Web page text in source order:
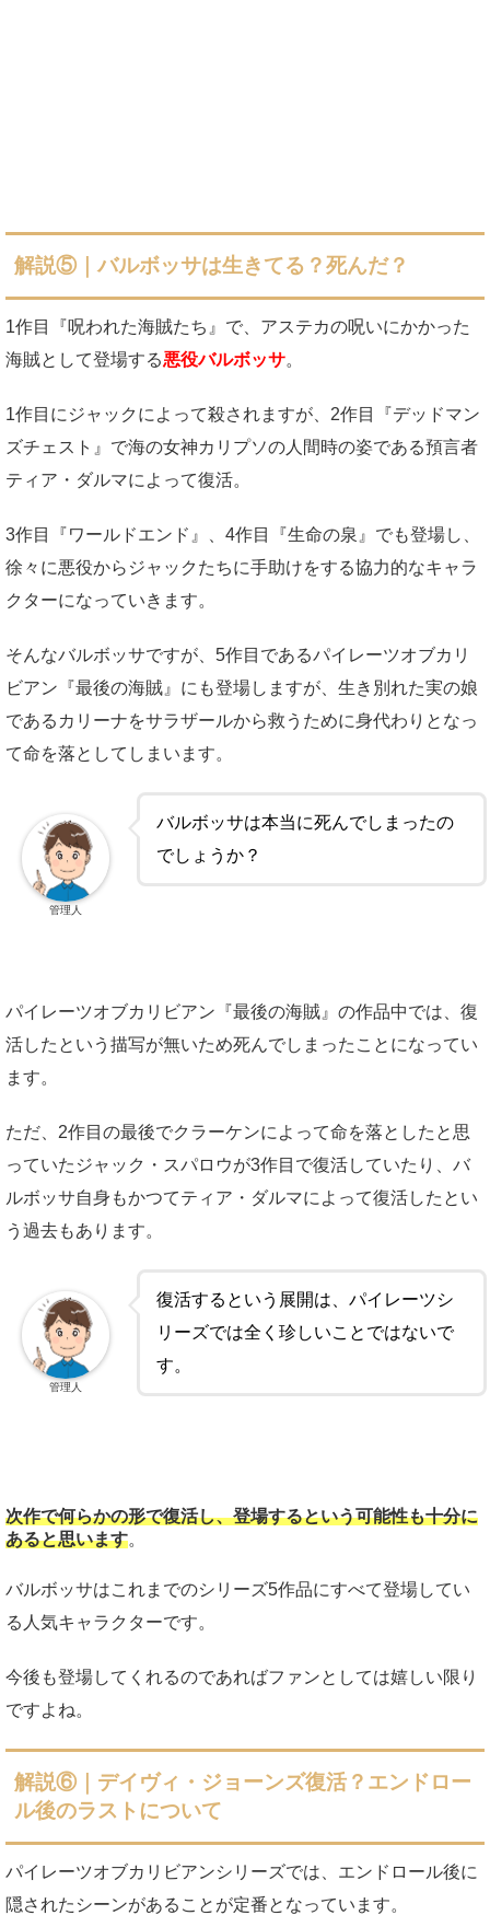
解説⑤｜バルボッサは生きてる？死んだ？
1作目『呪われた海賊たち』で、アステカの呪いにかかった
海賊として登場する悪役バルボッサ。
1作目にジャックによって殺されますが、2作目『デッドマン
ズチェスト』で海の女神カリプソの人間時の姿である預言者
ティア・ダルマによって復活。
3作目『ワールドエンド』、4作目『生命の泉』でも登場し、
徐々に悪役からジャックたちに手助けをする協力的なキャラ
クターになっていきます。
そんなバルボッサですが、5作目であるパイレーツオブカリ
ビアン『最後の海賊』にも登場しますが、生き別れた実の娘
であるカリーナをサラザールから救うために身代わりとなっ
て命を落としてしまいます。
バルボッサは本当に死んでしまったの
でしょうか？
管理人
パイレーツオブカリビアン『最後の海賊』の作品中では、復
活したという描写が無いため死んでしまったことになってい
ます。
ただ、2作目の最後でクラーケンによって命を落としたと思
っていたジャック・スパロウが3作目で復活していたり、バ
ルボッサ自身もかつてティア・ダルマによって復活したとい
う過去もあります。
復活するという展開は、パイレーツシ
リーズでは全く珍しいことではないで
す。
管理人
次作で何らかの形で復活し、登場するという可能性も十分に
あると思います。
バルボッサはこれまでのシリーズ5作品にすべて登場してい
る人気キャラクターです。
今後も登場してくれるのであればファンとしては嬉しい限り
ですよね。
解説⑥｜デイヴィ・ジョーンズ復活？エンドロー
ル後のラストについて
パイレーツオブカリビアンシリーズでは、エンドロール後に
隠されたシーンがあることが定番となっています。